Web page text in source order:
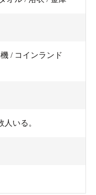
/ コインランド
いる。